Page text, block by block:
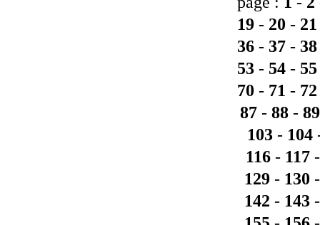
19 - 20 - 21
36 - 37 - 38
53 - 54 - 55
70 - 71 - 72
87 - 88 - 89
103- 104
116 - 117
129 - 130
142 - 143